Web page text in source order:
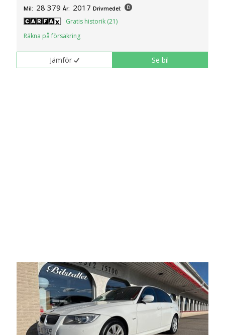
Mil: 28 379 År: 2017 Drivmedel:
Gratis historik (21)
Räkna på försäkring
Jämför Se bil